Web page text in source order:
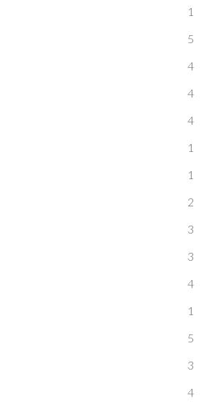
1
5
4
4
4
1
1
2
3
3
4
1
5
3
4